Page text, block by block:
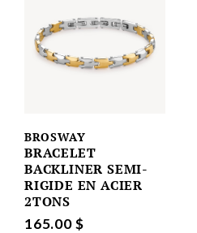
BROSWAY
BRACELET
BACKLINER SEMI-
RIGIDE EN ACIER
2TONS
165.00 $